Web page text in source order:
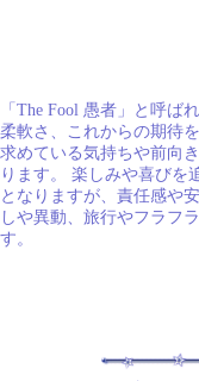
「The Fool 愚者」と呼ば
柔軟さ、これからの期待
求めている気持ちや前向
ります。 楽しみや喜びを
となりますが、責任感や
しや異動、旅行やフラフ
す。